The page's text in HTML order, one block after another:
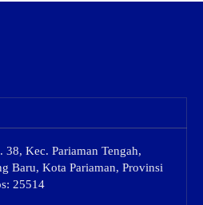
Kec. Pariaman Tengah,
Baru, Kota Pariaman, Provinsi
25514